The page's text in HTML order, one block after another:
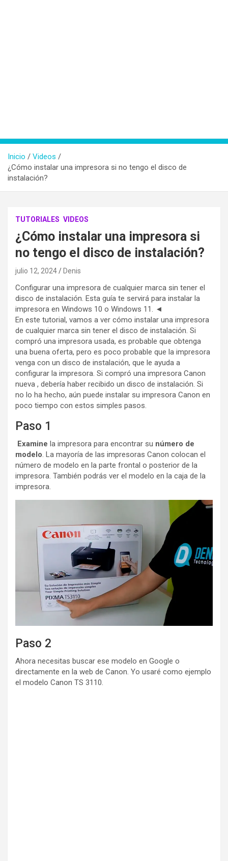
Inicio
Videos
¿Cómo instalar una impresora si no tengo el disco de
instalación?
TUTORIALES VIDEOS
¿Cómo instalar una impresora si
no tengo el disco de instalación?
julio 12, 2024 Denis
Configurar una impresora de cualquier marca sin tener el
disco de instalación. Esta guía te servirá para instalar la
impresora en Windows 10 o Windows 11. ◄
En este tutorial, vamos a ver cómo instalar una impresora
de cualquier marca sin tener el disco de instalación. Si
compró una impresora usada, es probable que obtenga
una buena oferta, pero es poco probable que la impresora
venga con un disco de instalación, que le ayuda a
configurar la impresora. Si compró una impresora Canon
nueva , debería haber recibido un disco de instalación. Si
no lo ha hecho, aún puede instalar su impresora Canon en
poco tiempo con estos simples pasos.
Paso 1
Examine la impresora para encontrar su número de
modelo. La mayoría de las impresoras Canon colocan el
número de modelo en la parte frontal o posterior de la
impresora. También podrás ver el modelo en la caja de la
impresora.
Paso 2
Ahora necesitas buscar ese modelo en Google o
directamente en la web de Canon. Yo usaré como ejemplo
el modelo Canon TS 3110.